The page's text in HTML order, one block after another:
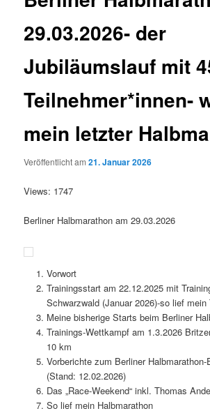
29.03.2026- der
Jubiläumslauf mit
Teilnehmer*innen-
mein letzter
Veröffentlicht am21. Januar 2026
Views: 1747
Berliner Halbmarathon am 29.03.2026
Vorwort
Trainingsstart am 22.12.2025 mit
Schwarzwald (Januar 2026)-so lief mein
Meine bisherige Starts beim Berliner
Trainings-Wettkampf am 1.3.2026
10 km
Vorberichte zum Berliner
(Stand: 12.02.2026)
Das „Race-Weekend“ inkl. Thomas
So lief mein Halbmarathon